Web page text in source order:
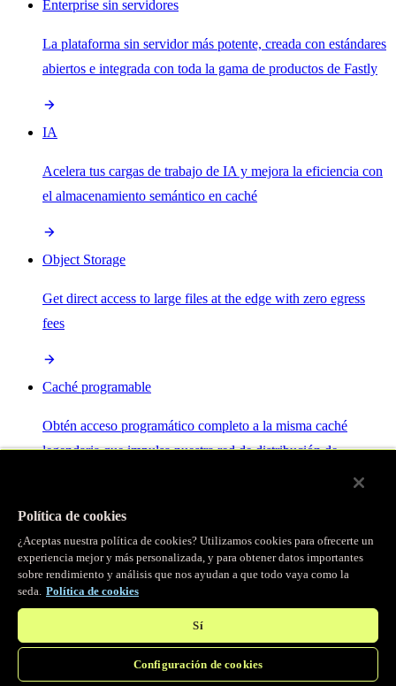
Enterprise sin servidores
La plataforma sin servidor más potente, creada con estándares
abiertos e integrada con toda la gama de productos de Fastly
IA
Acelera tus cargas de trabajo de IA y mejora la eficiencia con
el almacenamiento semántico en caché
Object Storage
Get direct access to large files at the edge with zero egress
fees
Caché programable
Obtén acceso programático completo a la misma caché
legendaria que impulsa nuestra red de distribución de
Servidor MCP
Control por IA para tus servicios Fastly.
Política de cookies
¿Aceptas nuestra política de cookies? Utilizamos cookies para ofrecerte un
experiencia mejor y más personalizada, y para obtener datos importantes
sobre rendimiento y análisis que nos ayudan a que todo vaya como la
seda. Política de cookies
Sí
Configuración de cookies